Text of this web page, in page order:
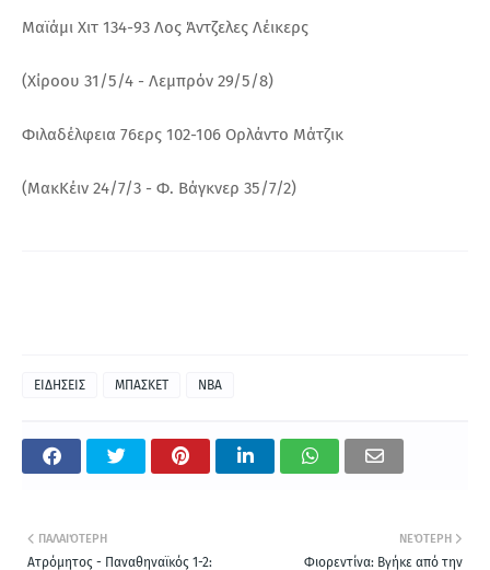
Μαϊάμι Χιτ 134-93 Λος Άντζελες Λέικερς
(Χίροου 31/5/4 - Λεμπρόν 29/5/8)
Φιλαδέλφεια 76ερς 102-106 Ορλάντο Μάτζικ
(ΜακΚέιν 24/7/3 - Φ. Βάγκνερ 35/7/2)
ΕΙΔΗΣΕΙΣ ΜΠΑΣΚΕΤ NBA
ΝΕΌΤΕΡΗ
Φιορεντίνα: Βγήκε από την
ΠΑΛΑΙΌΤΕΡΗ
Ατρόμητος - Παναθηναϊκός 1-2: